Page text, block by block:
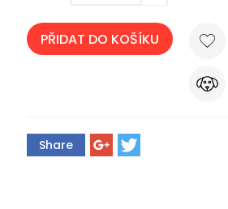
PŘIDAT DO KOŠÍKU
Share